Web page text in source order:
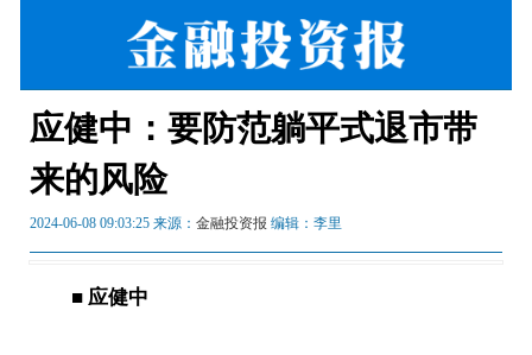
应健中：要防范躺平式退市带
来的风险
2024-06-08 09:03:25 来源：金融投资报 编辑：李里
■ 应健中